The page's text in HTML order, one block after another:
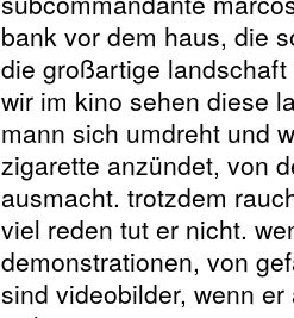
bank vor dem haus, die
die großartige
wir im kino sehen diese
mann sich umdreht und
zigarette anzündet, von
ausmacht. trotzdem
viel reden tut er nicht.
demonstrationen, von
sind videobilder, wenn